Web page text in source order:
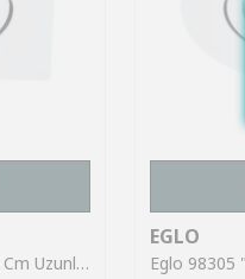
Eglo 98306 "SALICETO" 8,8 Cm Uzunluğunda Alüminyum Beyaz Sıva Altı Gömme Spot
EGLO